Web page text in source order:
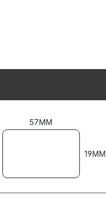
57MM
19MM